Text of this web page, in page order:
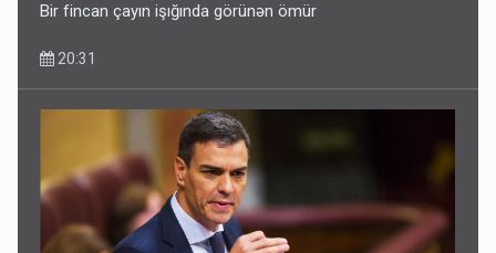
Bir fincan çayın işığında görünən ömür
20:31